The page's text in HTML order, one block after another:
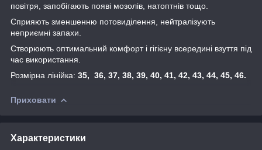
повітря, запобігають появі мозолів, натоптнів тощо.
Сприяють зменшенню потовиділення, нейтралізують
неприємні запахи.
Створюють оптимальний комфорт і гігієну всередині взуття під
час використання.
Розмірна лінійка: 35, 36, 37, 38, 39, 40, 41, 42, 43, 44, 45, 46.
Приховати
Характеристики